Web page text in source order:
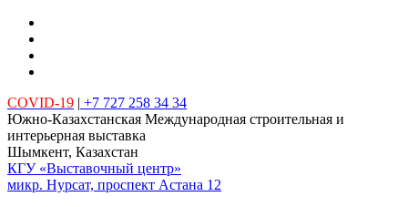
COVID-19 | +7 727 258 34 34
Южно-Казахстанская Международная строительная и
интерьерная выставка
Шымкент, Казахстан
КГУ «Выставочный центр»
микр. Нурсат, проспект Астана 12